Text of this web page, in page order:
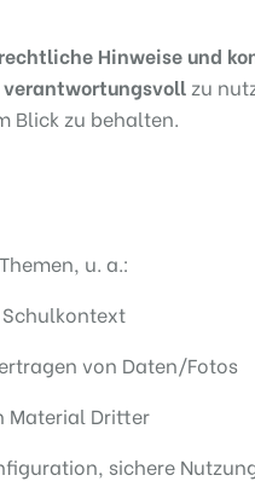
Hinweise und
zu
Blick zu behalten.
u. a.:
von Daten/Fotos
Material Dritter
sichere